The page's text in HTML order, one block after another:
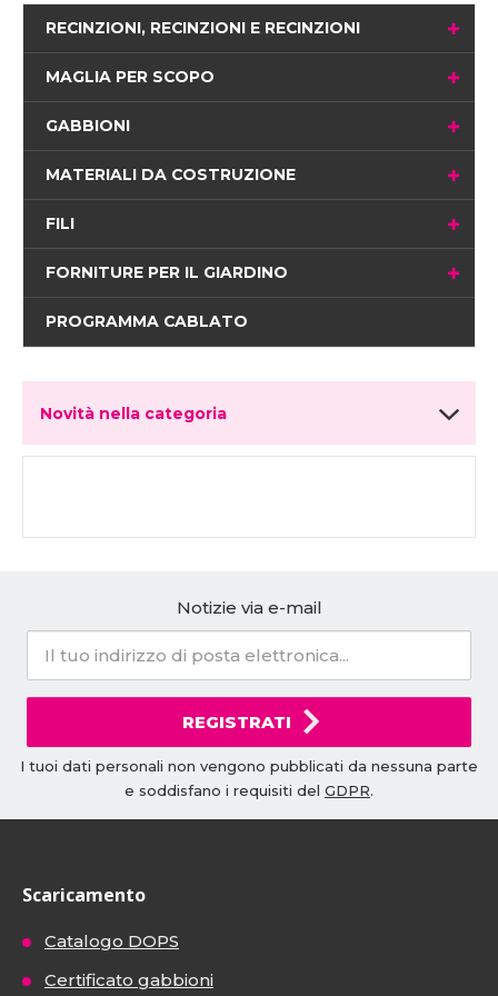
RECINZIONI, RECINZIONI E RECINZIONI
MAGLIA PER SCOPO
GABBIONI
MATERIALI DA COSTRUZIONE
FILI
FORNITURE PER IL GIARDINO
PROGRAMMA CABLATO
Novità nella categoria
Notizie via e-mail
REGISTRATI
I tuoi dati personali non vengono pubblicati da nessuna parte
e soddisfano i requisiti del GDPR.
Scaricamento
Catalogo DOPS
Certificato gabbioni